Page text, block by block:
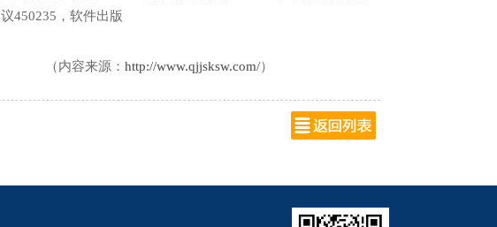
450235，软件出版
： http://www.qjjsksw.com/）